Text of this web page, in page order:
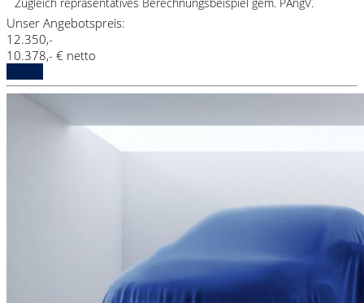
Unser Angebotspreis:
12.350,-
10.378,- € netto